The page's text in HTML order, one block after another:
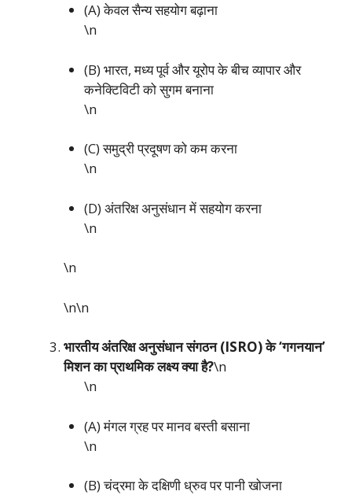
(A) केवल सैन्य सहयोग बढ़ाना
\n
(B) भारत, मध्य पूर्व और यूरोप के बीच व्यापार और
कनेक्टिविटी को सुगम बनाना
\n
(C) समुद्री प्रदूषण को कम करना
\n
(D) अंतरिक्ष अनुसंधान में सहयोग करना
\n
\n
\n\n
भारतीय अंतरिक्ष अनुसंधान संगठन (ISRO) के ‘गगनयान’
मिशन का प्राथमिक लक्ष्य क्या है?\n
\n
(A) मंगल ग्रह पर मानव बस्ती बसाना
\n
(B) चंद्रमा के दक्षिणी ध्रुव पर पानी खोजना